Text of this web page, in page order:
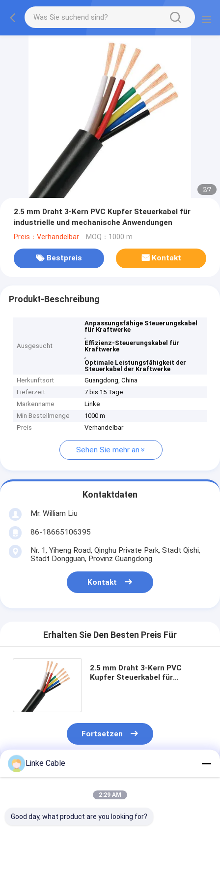
2/7
2.5 mm Draht 3-Kern PVC Kupfer Steuerkabel für
industrielle und mechanische Anwendungen
Preis：Verhandelbar MOQ：1000 m
Bestpreis Kontakt
Produkt-Beschreibung
Ausgesucht
Anpassungsfähige Steuerungskabel
für Kraftwerke
,
Effizienz-Steuerungskabel für
Kraftwerke
,
Optimale Leistungsfähigkeit der
Steuerkabel der Kraftwerke
Herkunftsort
Guangdong, China
Lieferzeit
7 bis 15 Tage
Markenname
Linke
Min Bestellmenge
1000 m
Preis
Verhandelbar
Sehen Sie mehr an
Kontaktdaten
Mr. William Liu
86-18665106395
Nr. 1, Yiheng Road, Qinghu Private Park, Stadt Qishi,
Stadt Dongguan, Provinz Guangdong
Kontakt
Erhalten Sie Den Besten Preis Für
2.5 mm Draht 3-Kern PVC
Kupfer Steuerkabel für
Fortsetzen
Empfohlene Produkte
Linke Cable
2:29 AM
Good day, what product are you looking for?